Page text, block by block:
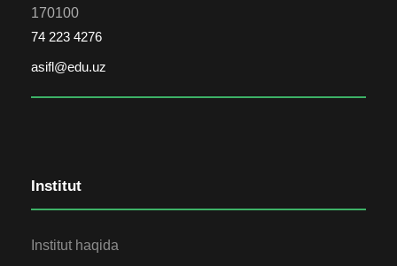
170100
74 223 4276
asifl@edu.uz
Institut
Institut haqida